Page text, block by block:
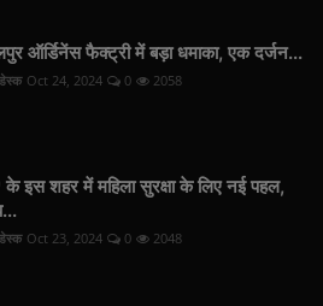
ऑर्डिनेंस फैक्ट्री में बड़ा धमाका, एक दर्जन...
Oct 24, 2024 0 2058
इस शहर में महिला सुरक्षा के लिए नई पहल,
Oct 23, 2024 0 2048